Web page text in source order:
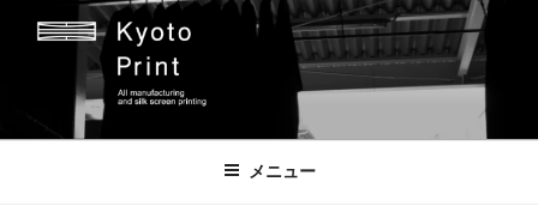
京都プリント
京都市のオリジナルプリント会社
メニュー